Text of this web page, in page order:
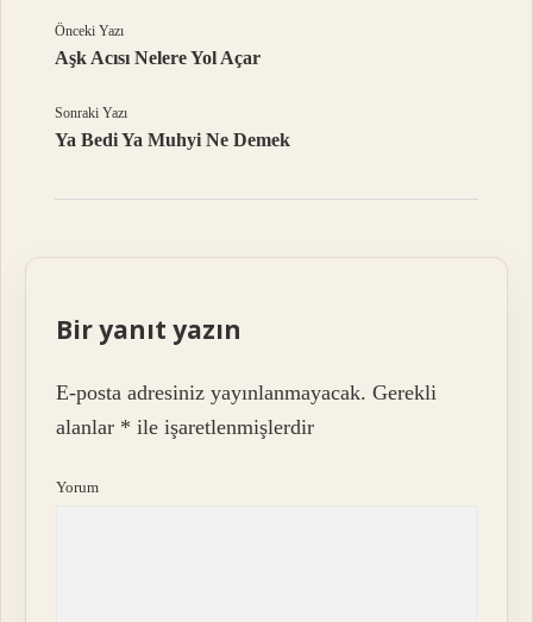
Önceki Yazı
Aşk Acısı Nelere Yol Açar
Sonraki Yazı
Ya Bedi Ya Muhyi Ne Demek
Bir yanıt yazın
E-posta adresiniz yayınlanmayacak. Gerekli
alanlar * ile işaretlenmişlerdir
Yorum